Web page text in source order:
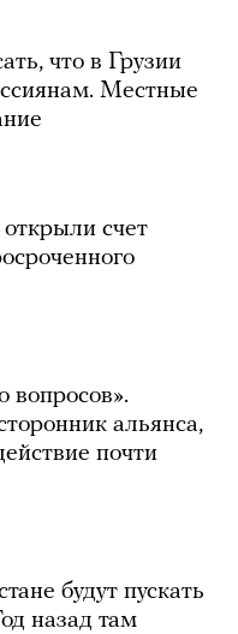
что в Грузии
Местные
счет
альянса,
почти
будут пускать
назад там